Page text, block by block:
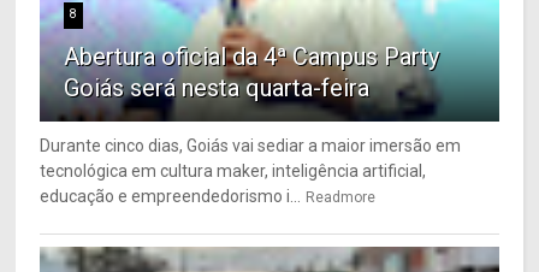
8
Abertura oficial da 4ª Campus Party
Goiás será nesta quarta-feira
Durante cinco dias, Goiás vai sediar a maior imersão em
tecnológica em cultura maker, inteligência artificial,
educação e empreendedorismo i... Readmore